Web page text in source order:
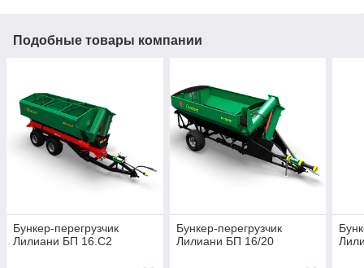
Подобные товары компании
Бункер-перегрузчик
Лилиани БП 16.С2
Бункер-перегрузчик
Лилиани БП 16/20